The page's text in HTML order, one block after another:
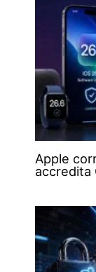
Apple
accredita